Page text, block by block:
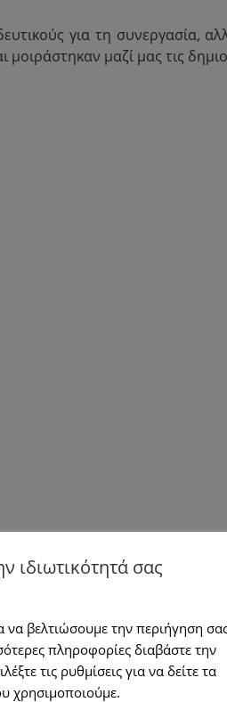
για τη συνεργασία,
μαζί μας τις
ιδιωτικότητά σας
να βελτιώσουμε την περιήγηση
πληροφορίες διαβάστε την
τις ρυθμίσεις για να δείτε τα
χρησιμοποιούμε.